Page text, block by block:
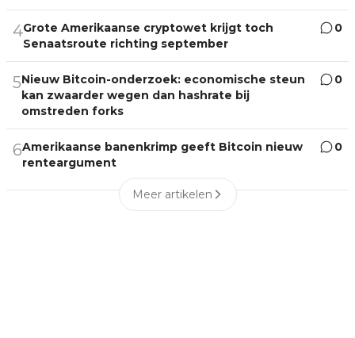
4Grote Amerikaanse cryptowet krijgt toch
Senaatsroute richting september
0
5Nieuw Bitcoin-onderzoek: economische steun
kan zwaarder wegen dan hashrate bij
omstreden forks
0
6Amerikaanse banenkrimp geeft Bitcoin nieuw
renteargument
0
Meer artikelen